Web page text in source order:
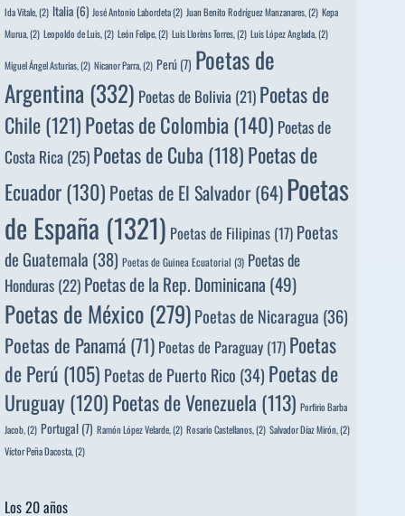
Ida Vitale, (2) Italia (6) José Antonio Labordeta(2) Juan Benito Rodríguez Manzanares, (2) Kepa
Murua, (2) Leopoldo de Luis, (2) León Felipe, (2) Luis Llorèns Torres, (2) Luis López Anglada, (2)
Miguel Ángel Asturias, (2) Nicanor Parra, (2) Perú (7) Poetas de
Argentina (332) Poetas de Bolivia (21) Poetas de
Chile(121)Poetas de Colombia (140) Poetas de
Costa Rica(25)Poetas de Cuba (118)Poetas de
Ecuador(130) Poetas de El Salvador(64)Poetas
de España (1321) Poetas de Filipinas (17) Poetas
de Guatemala (38) Poetas de Guinea Ecuatorial (3) Poetas de
Honduras (22) Poetas de la Rep. Dominicana (49)
Poetas de México(279)Poetas de Nicaragua (36)
Poetas de Panamá (71) Poetas de Paraguay (17) Poetas
de Perú (105) Poetas de Puerto Rico (34) Poetas de
Uruguay(120)Poetas de Venezuela (113) Porfirio Barba
Jacob, (2) Portugal (7) Ramón López Velarde, (2) Rosario Castellanos, (2) Salvador Díaz Mirón, (2)
Víctor Peña Dacosta, (2)
Los 20 años